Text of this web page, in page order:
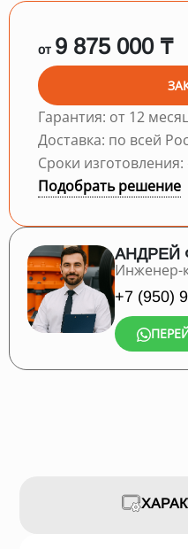
от 9 875 000 ₸
Гарантия: от 12
Доставка: по всей
Сроки
Подобрать решение
АНДРЕЙ
Инженер-
+7 (950)